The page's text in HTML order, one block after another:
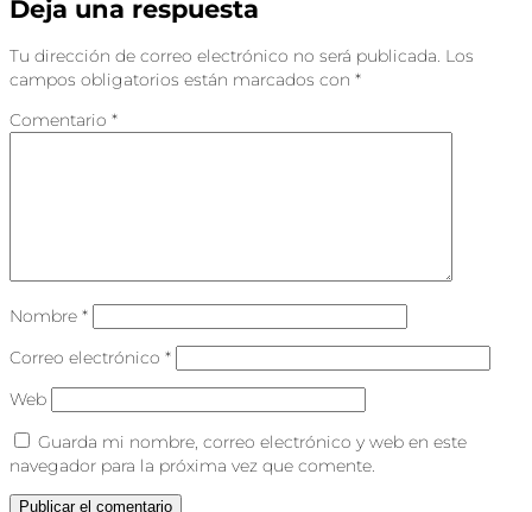
Deja una respuesta
Tu dirección de correo electrónico no será publicada. Los
campos obligatorios están marcados con *
Comentario *
Nombre *
Correo electrónico *
Web
Guarda mi nombre, correo electrónico y web en este
navegador para la próxima vez que comente.